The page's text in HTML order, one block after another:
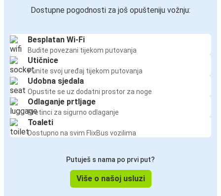
Dostupne pogodnosti za još opušteniju vožnju:
Besplatan Wi-Fi
Budite povezani tijekom putovanja
Utičnice
Punite svoj uređaj tijekom putovanja
Udobna sjedala
Opustite se uz dodatni prostor za noge
Odlaganje prtljage
Pretinci za sigurno odlaganje
Toaleti
Dostupno na svim FlixBus vozilima
Putuješ s nama po prvi put?
Više o našoj usluzi